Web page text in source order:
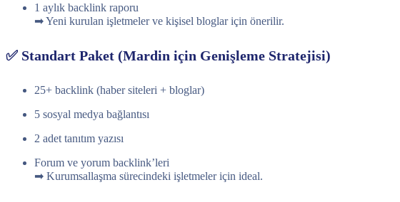
1 aylık backlink raporu
➡ Yeni kurulan işletmeler ve kişisel bloglar için önerilir.
✅ Standart Paket (Mardin için Genişleme Stratejisi)
25+ backlink (haber siteleri + bloglar)
5 sosyal medya bağlantısı
2 adet tanıtım yazısı
Forum ve yorum backlink’leri
➡ Kurumsallaşma sürecindeki işletmeler için ideal.